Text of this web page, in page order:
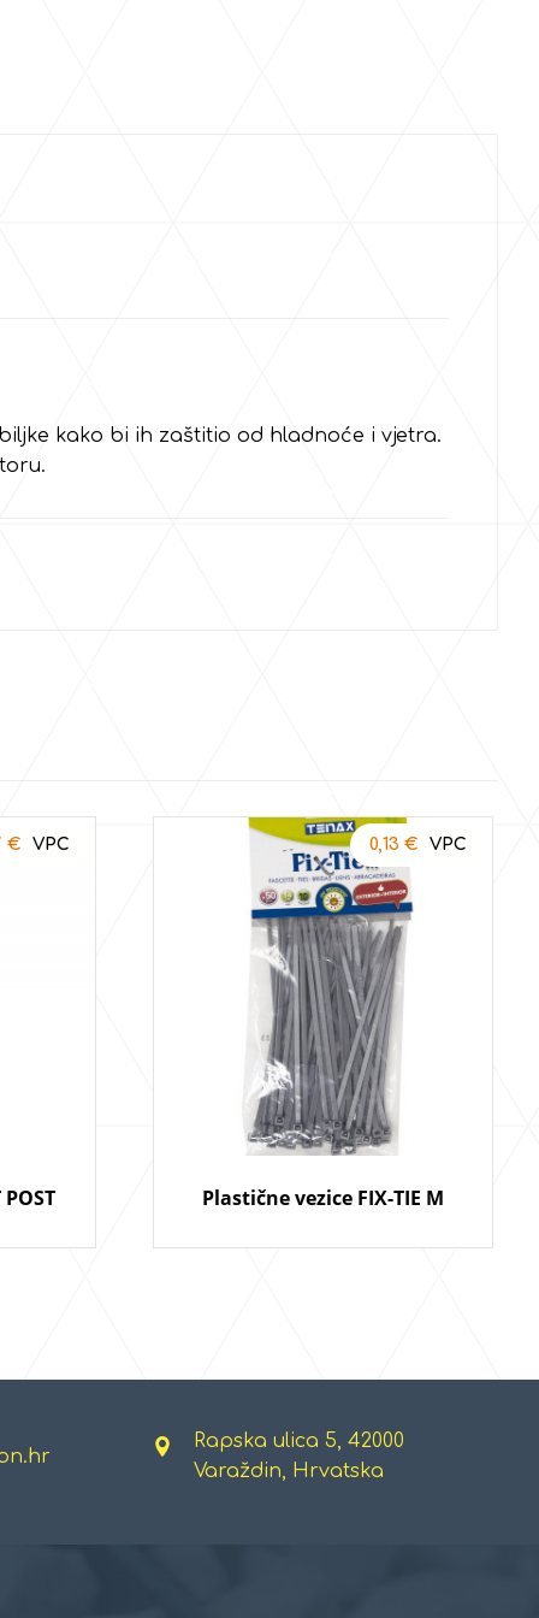
kako bi ih zaštitio od hladnoće i vjetra.
€
Plastične vezice FIX-TIE M
0,13€
Rapska ulica 5, 42000
Varaždin, Hrvatska